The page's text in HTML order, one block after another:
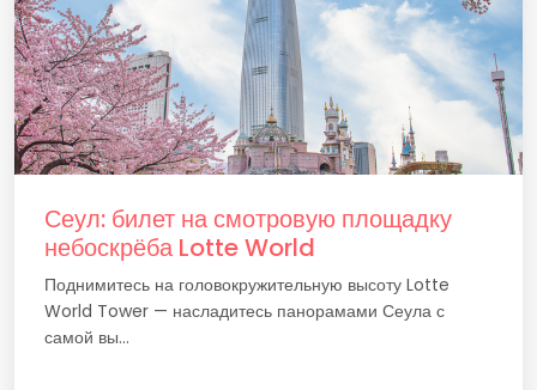
Сеул: билет на смотровую площадку
небоскрёба Lotte World
Поднимитесь на головокружительную высоту Lotte
World Tower — насладитесь панорамами Сеула с
самой вы...